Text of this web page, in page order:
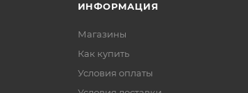
ИНФОРМАЦИЯ
Магазины
Как купить
Условия оплаты